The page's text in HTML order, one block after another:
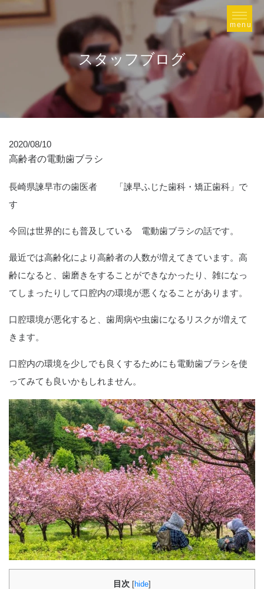
スタッフブログ
2020/08/10
高齢者の電動歯ブラシ
長崎県諫早市の歯医者 「諫早ふじた歯科・矯正歯科」で
す
今回は世界的にも普及している 電動歯ブラシの話です。
最近では高齢化により高齢者の人数が増えてきています。高
齢になると、歯磨きをすることができなかったり、雑になっ
てしまったりして口腔内の環境が悪くなることがあります。
口腔環境が悪化すると、歯周病や虫歯になるリスクが増えて
きます。
口腔内の環境を少しでも良くするためにも電動歯ブラシを使
ってみても良いかもしれません。
目次 [hide]